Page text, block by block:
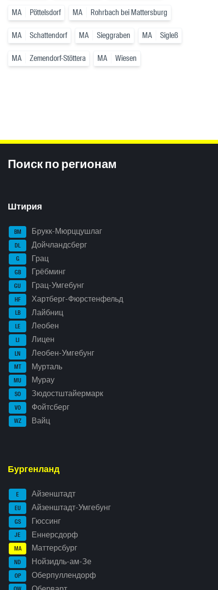
MA Pöttelsdorf MA Rohrbach bei Mattersburg
MA Schattendorf MA Sieggraben MA Sigleß
MA Zemendorf-Stöttera MA Wiesen
Поиск по регионам
Штирия
BM Брукк-Мюрццушлаг
DL Дойчландсберг
G Грац
GB Грёбминг
GU Грац-Умгебунг
HF Хартберг-Фюрстенфельд
LB Лайбниц
LE Леобен
LI Лицен
LN Леобен-Умгебунг
MT Мурталь
MU Мурау
SO Зюдостштайермарк
VO Фойтсберг
WZ Вайц
Бургенланд
E Айзенштадт
EU Айзенштадт-Умгебунг
GS Гюссинг
JE Еннерсдорф
MA Маттерсбург
ND Нойзидль-ам-Зе
OP Оберпуллендорф